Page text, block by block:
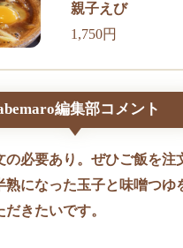
親子えび
1,750円
編集部コメント
の必要あり。ぜひご飯を注
熟になった玉子と味噌つゆ
きたいです。